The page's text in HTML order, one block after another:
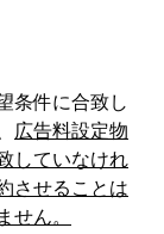
条件に合致し
広告料設定物
していなけれ
させることは
せん。